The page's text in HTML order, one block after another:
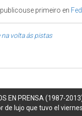
publicouse primeiro en
volta ás pistas
EN PRENSA (1987-
lujo que tuvo el